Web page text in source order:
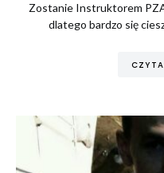
Zostanie Instruktorem
dlatego bardzo się